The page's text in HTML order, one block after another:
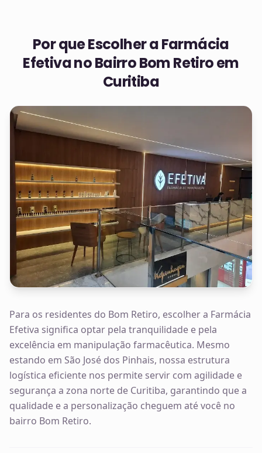
Por que Escolher a Farmácia
Efetiva noBairro Bom Retiro em
Curitiba
Para os residentes do Bom Retiro, escolher a Farmácia
Efetiva significa optar pela tranquilidade e pela
excelência em manipulação farmacêutica. Mesmo
estando em São José dos Pinhais, nossa estrutura
logística eficiente nos permite servir com agilidade e
segurança a zona norte de Curitiba, garantindo que a
qualidade e a personalização cheguem até você no
bairro Bom Retiro.